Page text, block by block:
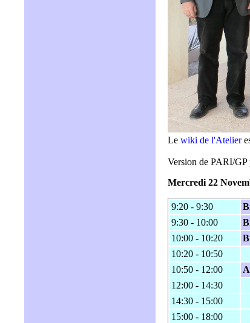
Lewiki de l'Atelier
Version de PARI/
Mercredi 22
9:20 - 9:30
9:30 - 10:00
10:00 - 10:20
10:20 - 10:50
10:50 - 12:00
12:00 - 14:30
14:30 - 15:00
15:00 - 18:00